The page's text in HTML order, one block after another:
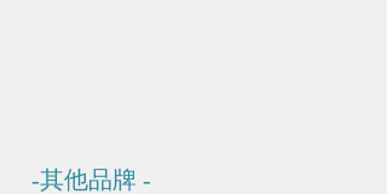
-其他品牌 -